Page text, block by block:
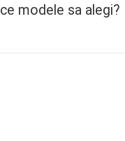
modele sa alegi?